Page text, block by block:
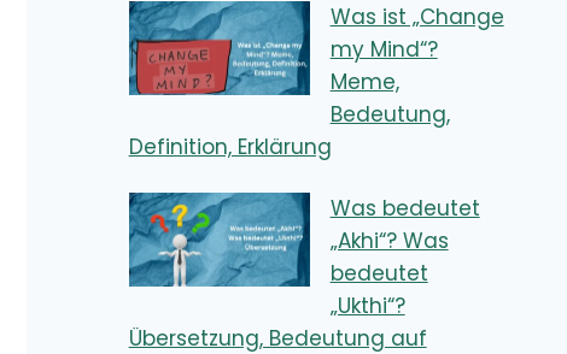
Was ist „Change
my Mind“?
Meme,
Bedeutung,
Definition, Erklärung
Was bedeutet
„Akhi“? Was
bedeutet
„Ukthi“?
Übersetzung, Bedeutung auf